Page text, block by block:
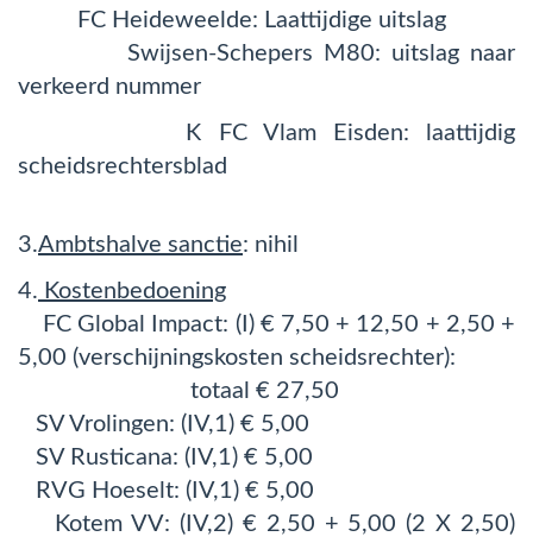
FC Heideweelde: Laattijdige uitslag
Swijsen-Schepers M80: uitslag naar
verkeerd nummer
K FC Vlam Eisden: laattijdig
scheidsrechtersblad
3.Ambtshalve sanctie: nihil
4. Kostenbedoening
FC Global Impact: (I) € 7,50 + 12,50 + 2,50 +
5,00 (verschijningskosten scheidsrechter):
totaal € 27,50
SV Vrolingen: (IV,1) € 5,00
SV Rusticana: (IV,1) € 5,00
RVG Hoeselt: (IV,1) € 5,00
Kotem VV: (IV,2) € 2,50 + 5,00 (2 X 2,50)